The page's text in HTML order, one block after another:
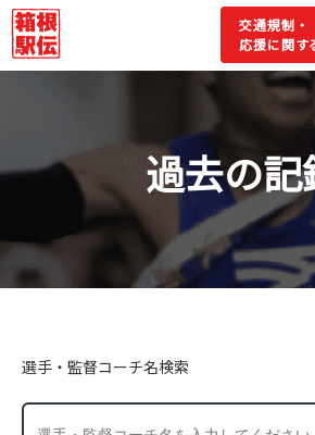
交通規制・
応援に関す
過去の記
選手・監督コーチ名検索